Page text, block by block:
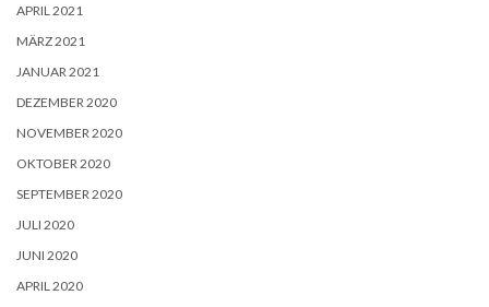
APRIL 2021
MÄRZ 2021
JANUAR 2021
DEZEMBER 2020
NOVEMBER 2020
OKTOBER 2020
SEPTEMBER 2020
JULI 2020
JUNI 2020
APRIL 2020